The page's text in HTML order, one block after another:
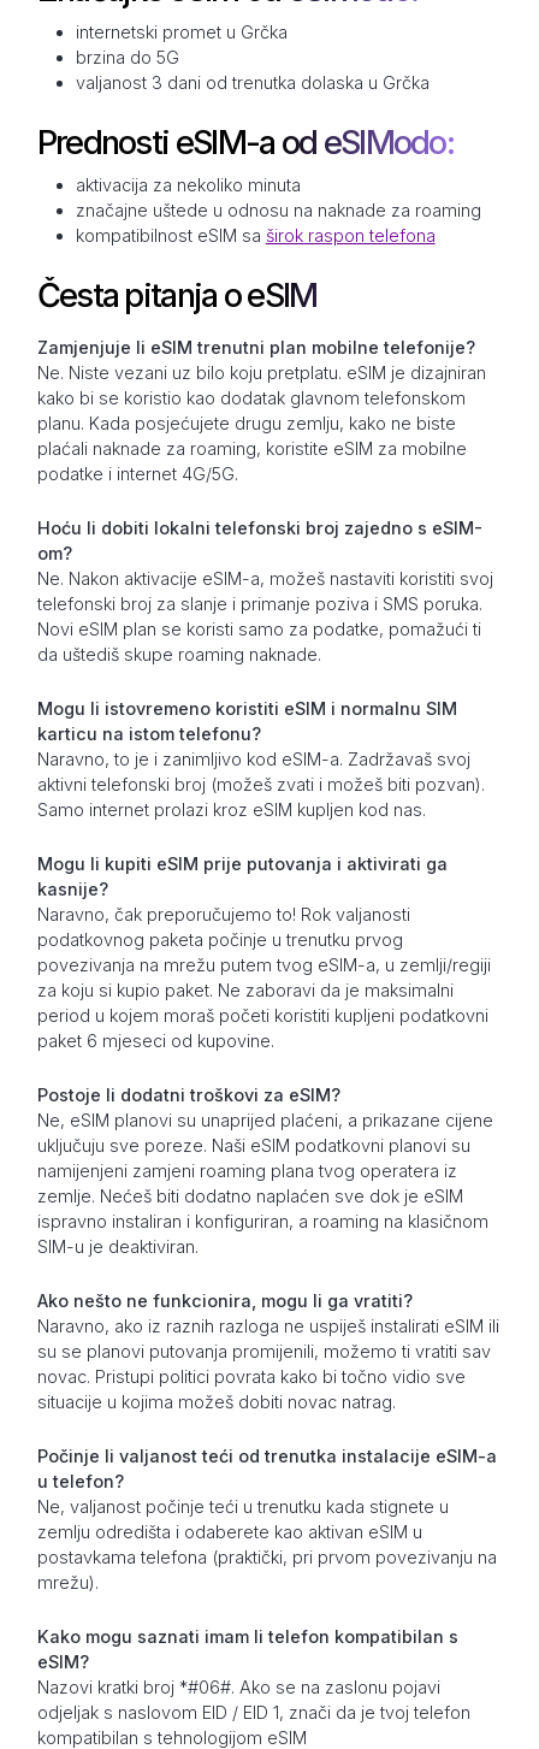
internetski promet u Grčka
brzina do 5G
valjanost 3 dani od trenutka dolaska u Grčka
Prednosti eSIM-a od eSIModo:
aktivacija za nekoliko minuta
značajne uštede u odnosu na naknade za roaming
kompatibilnost eSIM sa širok raspon telefona
Česta pitanja o eSIM
Zamjenjuje li eSIM trenutni plan mobilne telefonije?
Ne. Niste vezani uz bilo koju pretplatu. eSIM je dizajniran
kako bi se koristio kao dodatak glavnom telefonskom
planu. Kada posjećujete drugu zemlju, kako ne biste
plaćali naknade za roaming, koristite eSIM za mobilne
podatke i internet 4G/5G.
Hoću li dobiti lokalni telefonski broj zajedno s eSIM-
om?
Ne. Nakon aktivacije eSIM-a, možeš nastaviti koristiti svoj
telefonski broj za slanje i primanje poziva i SMS poruka.
Novi eSIM plan se koristi samo za podatke, pomažući ti
da uštediš skupe roaming naknade.
Mogu li istovremeno koristiti eSIM i normalnu SIM
karticu na istom telefonu?
Naravno, to je i zanimljivo kod eSIM-a. Zadržavaš svoj
aktivni telefonski broj (možeš zvati i možeš biti pozvan).
Samo internet prolazi kroz eSIM kupljen kod nas.
Mogu li kupiti eSIM prije putovanja i aktivirati ga
kasnije?
Naravno, čak preporučujemo to! Rok valjanosti
podatkovnog paketa počinje u trenutku prvog
povezivanja na mrežu putem tvog eSIM-a, u zemlji/regiji
za koju si kupio paket. Ne zaboravi da je maksimalni
period u kojem moraš početi koristiti kupljeni podatkovni
paket 6 mjeseci od kupovine.
Postoje li dodatni troškovi za eSIM?
Ne, eSIM planovi su unaprijed plaćeni, a prikazane cijene
uključuju sve poreze. Naši eSIM podatkovni planovi su
namijenjeni zamjeni roaming plana tvog operatera iz
zemlje. Nećeš biti dodatno naplaćen sve dok je eSIM
ispravno instaliran i konfiguriran, a roaming na klasičnom
SIM-u je deaktiviran.
Ako nešto ne funkcionira, mogu li ga vratiti?
Naravno, ako iz raznih razloga ne uspiješ instalirati eSIM ili
su se planovi putovanja promijenili, možemo ti vratiti sav
novac. Pristupi politici povrata kako bi točno vidio sve
situacije u kojima možeš dobiti novac natrag.
Počinje li valjanost teći od trenutka instalacije eSIM-a
u telefon?
Ne, valjanost počinje teći u trenutku kada stignete u
zemlju odredišta i odaberete kao aktivan eSIM u
postavkama telefona (praktički, pri prvom povezivanju na
mrežu).
Kako mogu saznati imam li telefon kompatibilan s
eSIM?
Nazovi kratki broj *#06#. Ako se na zaslonu pojavi
odjeljak s naslovom EID / EID 1, znači da je tvoj telefon
kompatibilan s tehnologijom eSIM